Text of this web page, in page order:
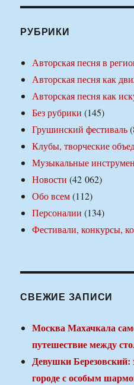
РУБРИКИ
Авторская песня в
Авторская песня как
Авторская песня как
Без рубрики (145)
Грушинский фестиваль
Клубы, творческие
Музыкальные
Новости (42 062)
Обо всем(112)
Персоналии (134)
Фестивали, конкурсы,
СВЕЖИЕ ЗАПИСИ
Москва Махачкала
путешествие между
Девушки Березовский:
городе с особым